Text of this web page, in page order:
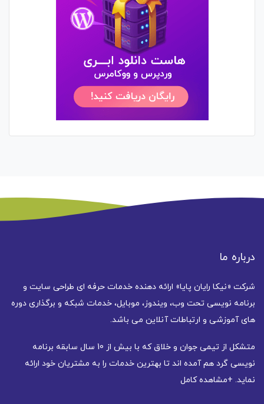
درباره ما
شرکت «نیکا رایان پایا» ارائه دهنده خدمات حرفه ای طراحی سایت و
برنامه نویسی تحت وب، ویندوز، موبایل، خدمات شبکه و برگذاری دوره
های آموزشی و ارتباطات آنلاین می باشد.
متشکل از تیمی جوان و خلاق که با بیش از 10 سال سابقه برنامه
نویسی گرد هم آمده اند تا بهترین خدمات را به مشتریان خود ارائه
نماید.+مشاهده کامل